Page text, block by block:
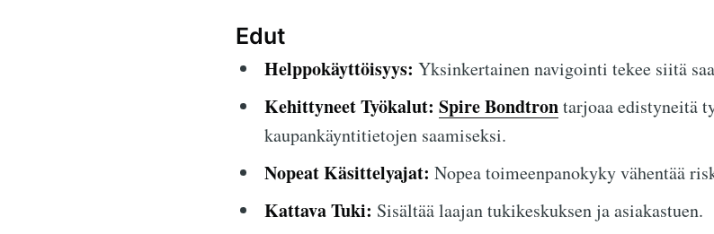
Edut
Helppokäyttöisyys: Yksinkertainen navigointi tekee siitä
Kehittyneet Työkalut: Spire Bondtrontarjoaa edistyneitä
kaupankäyntitietojen saamiseksi.
Nopeat Käsittelyajat: Nopea toimeenpanokyky vähentää
Kattava Tuki: Sisältää laajan tukikeskuksen ja asiakastuen.